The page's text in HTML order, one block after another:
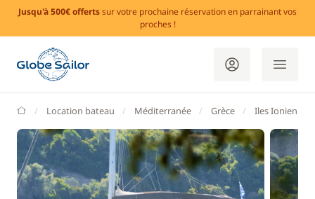
Jusqu'à 500€ offertssur votre prochaine réservation en parrainant vos
proches !
GlobeSailor
Location bateau Méditerranée Grèce Iles Ioniennes